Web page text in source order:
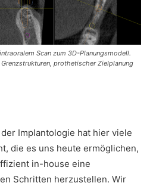
Scan zum 3D-Planungsmodell.
prothetischer Zielplanung
Implantologie hat hier viele
die es uns heute ermöglichen,
in-house eine
Schritten herzustellen. Wir